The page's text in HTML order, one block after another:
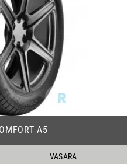
A5
VASARA